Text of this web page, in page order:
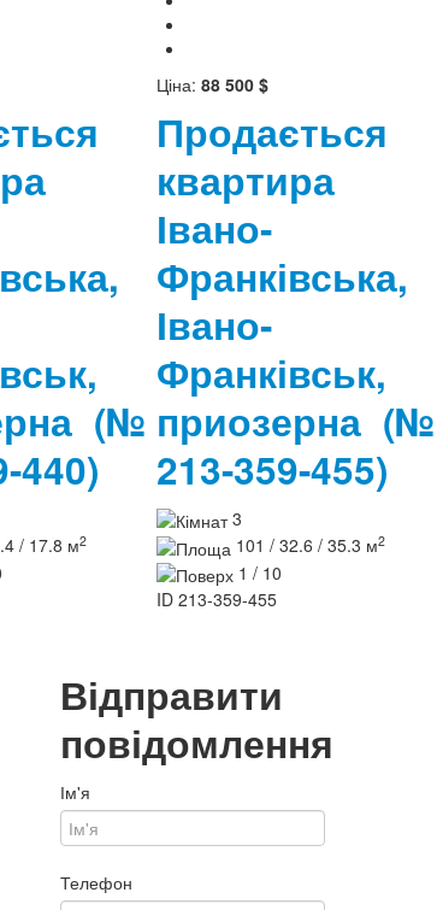
(№
440)
/ 17.8 м2
Ціна: 88 500 $
Продається
квартира
Івано-
Франківська,
Івано-
Франківськ,
приозерна (№
213-359-455)
3
101 / 32.6 / 35.3 м2
1 / 10
ID 213-359-455
Відправити
повідомлення
Ім'я
Телефон